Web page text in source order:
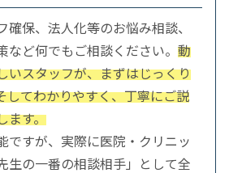
確保、法人化等のお悩み相談、
など何でもご相談ください。 動
いスタッフが、まずはじっくり
してわかりやすく、丁寧にご説
ます。
ですが、実際に医院・クリニッ
生の一番の相談相手」として全